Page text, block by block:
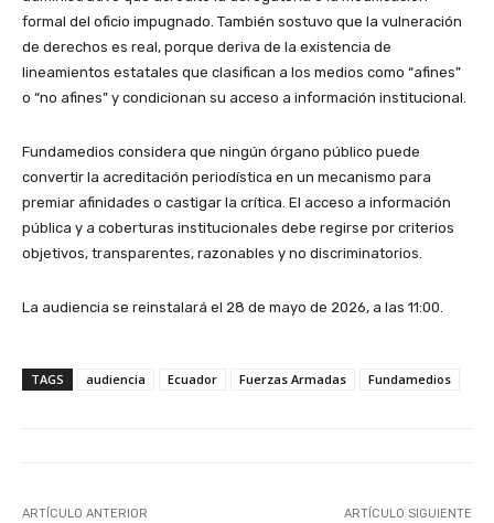
formal del oficio impugnado. También sostuvo que la vulneración
de derechos es real, porque deriva de la existencia de
lineamientos estatales que clasifican a los medios como “afines”
o “no afines” y condicionan su acceso a información institucional.
Fundamedios considera que ningún órgano público puede
convertir la acreditación periodística en un mecanismo para
premiar afinidades o castigar la crítica. El acceso a información
pública y a coberturas institucionales debe regirse por criterios
objetivos, transparentes, razonables y no discriminatorios.
La audiencia se reinstalará el 28 de mayo de 2026, a las 11:00.
TAGS audiencia Ecuador Fuerzas Armadas Fundamedios
ARTÍCULO ANTERIOR ARTÍCULO SIGUIENTE